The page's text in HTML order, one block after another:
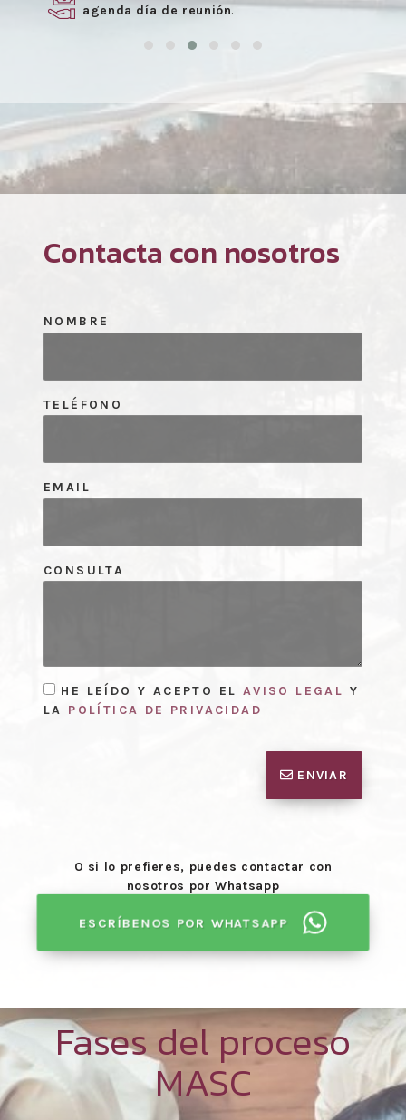
agenda día de reunión.
Contacta con nosotros
NOMBRE
TELÉFONO
EMAIL
CONSULTA
HE LEÍDO Y ACEPTO EL AVISO LEGAL Y
LA POLÍTICA DE PRIVACIDAD
ENVIAR
O si lo prefieres, puedes contactar con
nosotros por Whatsapp
ESCRÍBENOS POR WHATSAPP
Fases del proceso
MASC